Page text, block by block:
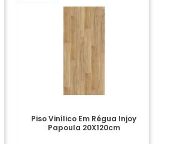
COMPRAR
Piso Vinílico Em Régua Injoy
Papoula 20X120cm